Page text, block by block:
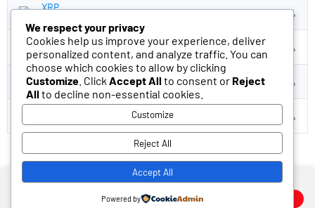
XRP 48.51 -67.01%
BCH
Bitcoin cash
10244.47 -63.64%
EOS 0.00%
Tether
47.67 -0.03%
Temadam
Veri politikasındaki amaçlarla sınırlı ve mevzuata uygun şekilde
çerez konumlandırmaktayız. Detaylar içinveri politikamızı
We respect your privacy
Cookies help us improve your experience, deliver
personalized content, and analyze traffic. You can
choose which cookies to allow by clicking
Customize . Click Accept Allto consent or Reject
Allto decline non-essential cookies.
Customize
Reject All
Accept All
Powered by